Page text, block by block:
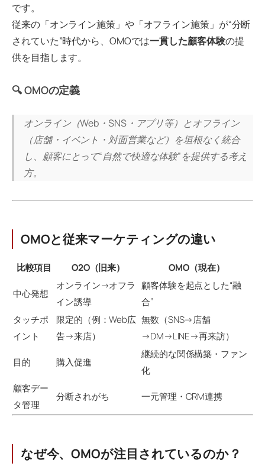
です。
従来の「オンライン施策」や「オフライン施策」が“分断
されていた”時代から、OMOでは一貫した顧客体験の提
供を目指します。
🔍 OMOの定義
オンライン（Web・SNS・アプリ等）とオフライン
（店舗・イベント・対面営業など）を垣根なく統合
し、顧客にとって“自然で快適な体験”を提供する考え
方。
OMOと従来マーケティングの違い
比較項目 O2O（旧来） OMO（現在）
中心発想
オンライン→オフラ
イン誘導
顧客体験を起点とした“融
合”
タッチポ
イント
限定的（例：Web広
告→来店）
無数（SNS→店舗
→DM→LINE→再来訪）
目的 購入促進
継続的な関係構築・ファン
化
顧客デー
タ管理
分断されがち 一元管理・CRM連携
なぜ今、OMOが注目されているのか？